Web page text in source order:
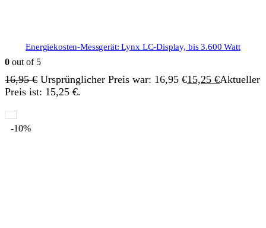
Energiekosten-Messgerät: Lynx LC-Display, bis 3.600 Watt
0 out of 5
16,95€ Ursprünglicher Preis war: 16,95 €15,25 €Aktueller
Preis ist: 15,25 €.
-10%